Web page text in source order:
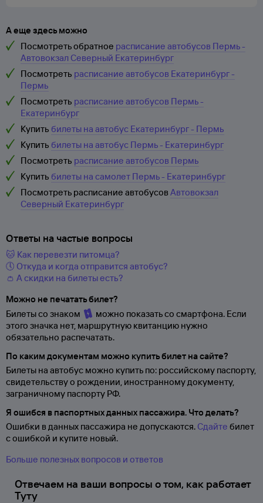
А еще здесь можно
Посмотреть обратное расписание автобусов Пермь -
Автовокзал Северный Екатеринбург
Посмотреть расписание автобусов Екатеринбург -
Пермь
Посмотреть расписание автобусов Пермь -
Екатеринбург
Купить билеты на автобус Екатеринбург - Пермь
Купить билеты на автобус Пермь - Екатеринбург
Посмотреть расписание автобусов Пермь
Купить билеты на самолет Пермь - Екатеринбург
Посмотреть расписание автобусовАвтовокзал
Северный Екатеринбург
Ответы на частые вопросы
🐱 Как перевезти питомца?
🕔 Откуда и когда отправится автобус?
👛 А скидки на билеты есть?
Можно не печатать билет?
Билеты со знаком
можно показать со смартфона. Если
этого значка нет, маршрутную квитанцию нужно
обязательно распечатать.
По каким документам можно купить билет на сайте?
Билеты на автобус можно купить по: российскому паспорту,
свидетельству о рождении, иностранному документу,
заграничному паспорту РФ.
Я ошибся в паспортных данных пассажира. Что делать?
Ошибки в данных пассажира не допускаются. Сдайте билет
с ошибкой и купите новый.
Больше полезных вопросов и ответов
Отвечаем на ваши вопросы о том, как работает
Туту